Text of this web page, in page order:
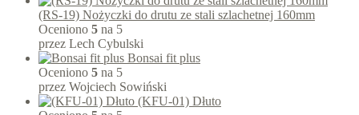
(RS-19) Nożyczki do drutu ze stali szlachetnej 160mm
Oceniono 5 na 5
przez Lech Cybulski
Bonsai fit plus
Oceniono 5 na 5
przez Wojciech Sowiński
(KFU-01) Dłuto